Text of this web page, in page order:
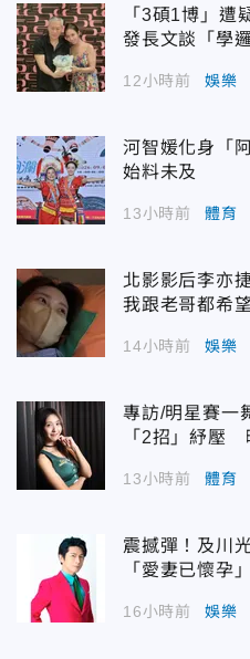
「3碩1博」遭
發長文談「學邏
12小時前 娛樂
河智媛化身「
始料未及
13小時前 體育
北影影后李亦
我跟老哥都希
14小時前 娛樂
專訪/明星賽一
「2招」紓壓
13小時前 體育
震撼彈！及川
「愛妻已懷孕」
16小時前 娛樂